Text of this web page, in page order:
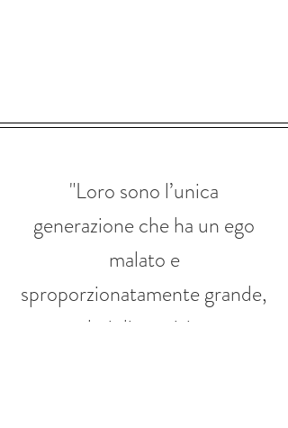
"Loro sono l’unica
generazione che ha un ego
malato e
sproporzionatamente grande,
malati di narcisismo